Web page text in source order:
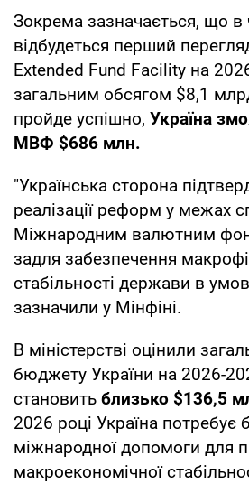
Зокрема зазначається, що в
відбудеться перший
Extended Fund Facility на
загальним обсягом $8,1
пройде успішно, Україна
МВФ $686 млн.
"Українська сторона
реалізації реформ у межах
Міжнародним валютним
задля забезпечення
стабільності держави в
зазначили у Мінфіні.
В міністерстві оцінили
бюджету України на 2026-
становить близько $136,5
2026 році Україна
міжнародної допомоги для
макроекономічної